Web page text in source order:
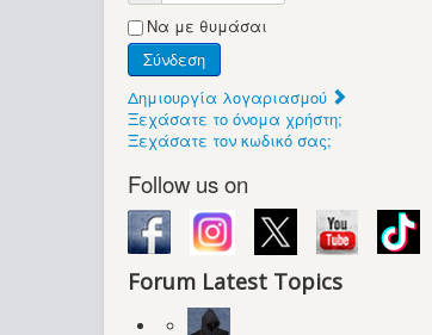
Να με θυμάσαι
Σύνδεση
Δημιουργία λογαριασμού
Ξεχάσατε το όνομα χρήστη;
Ξεχάσατε τον κωδικό σας;
Follow us on
Forum Latest Topics